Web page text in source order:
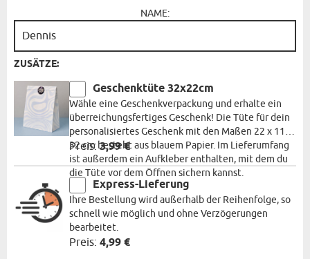
NAME:
ZUSÄTZE:
Geschenktüte 32x22cm
Wähle eine Geschenkverpackung und erhalte ein
überreichungsfertiges Geschenk! Die Tüte für dein
personalisiertes Geschenk mit den Maßen 22 x 11 x
32 cm besteht aus blauem Papier. Im Lieferumfang
ist außerdem ein Aufkleber enthalten, mit dem du
die Tüte vor dem Öffnen sichern kannst.
Preis:3,99 €
Express-Lieferung
Ihre Bestellung wird außerhalb der Reihenfolge, so
schnell wie möglich und ohne Verzögerungen
bearbeitet.
Preis: 4,99 €